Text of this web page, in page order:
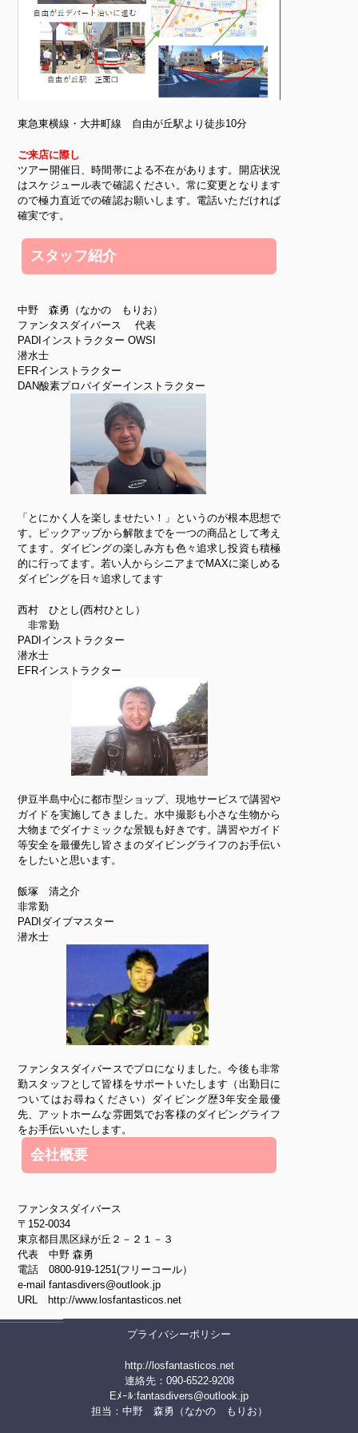
東急東横線・大井町線 自由が丘駅より徒歩10分
ご来店に際し
ツアー開催日、時間帯による不在があります。開店状況
はスケジュール表で確認ください。常に変更となります
ので極力直近での確認お願いします。電話いただければ
確実です。
スタッフ紹介
中野 森勇（なかの もりお）
ファンタスダイバース 代表
PADIインストラクター OWSI
潜水士
EFRインストラクター
DAN酸素プロバイダーインストラクター
「とにかく人を楽しませたい！」というのが根本思想で
す。ピックアップから解散までを一つの商品として考え
てます。ダイビングの楽しみ方も色々追求し投資も積極
的に行ってます。若い人からシニアまでMAXに楽しめる
ダイビングを日々追求してます
西村 ひとし(西村ひとし）
非常勤
PADIインストラクター
潜水士
EFRインストラクター
伊豆半島中心に都市型ショップ、現地サービスで講習や
ガイドを実施してきました。水中撮影も小さな生物から
大物までダイナミックな景観も好きです。講習やガイド
等安全を最優先し皆さまのダイビングライフのお手伝い
をしたいと思います。
飯塚 清之介
非常勤
PADIダイブマスター
潜水士
ファンタスダイバースでプロになりました。今後も非常
勤スタッフとして皆様をサポートいたします（出勤日に
ついてはお尋ねください）ダイビング歴3年安全最優
先、アットホームな雰囲気でお客様のダイビングライフ
をお手伝いいたします。
会社概要
ファンタスダイバース
〒152-0034
東京都目黒区緑が丘２－２１－３
代表 中野 森勇
電話 0800-919-1251(フリーコール）
e-mail fantasdivers@outlook.jp
URL http://www.losfantasticos.net
プライバシーポリシー
http://losfantasticos.net
連絡先：090-6522-9208
Eﾒｰﾙ:fantasdivers@outlook.jp
担当：中野 森勇（なかの もりお）